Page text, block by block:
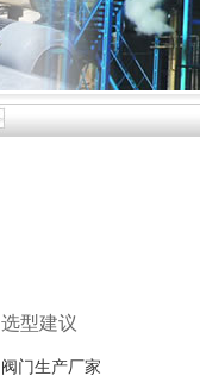
选型建议
阀门生产厂家